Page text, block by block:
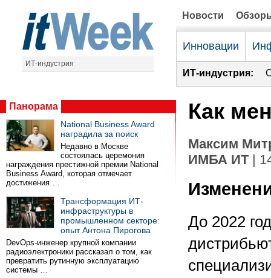
ИТ-индустрия
Новости
Инновации
ИТ-индустрия:
Панорама
National Business Award
наградила за поиск
Недавно в Москве
состоялась церемония
награждения престижной премии National
Business Award, которая отмечает
достижения …
Трансформация ИТ-
инфраструктуры в
промышленном секторе:
опыт Антона Пирогова
DevOps-инженер крупной компании
радиоэлектроники рассказал о том, как
превратить рутинную эксплуатацию
системы …
Как
Максим
ИМБА ИТ|
До 2022